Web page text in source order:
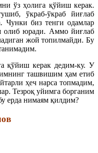
ўз ҳолига қўйиш керак.
ўкраб-ўкраб йиғлаб
Чунки биз тенги одамлар
олиб юради. Аммо йиғлаб
жой топилмайди. Бу
қўйиш керак дедим-ку. У
ташвишим ҳам етиб
ҳеч нарса топмадим,
Тезроқ уйимга борганим
ерда нимаям қилдим?